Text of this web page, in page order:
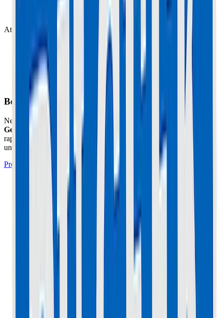
tombent tout seuls.
Attention au remontage :
Ne pincez pas la chambre à air entre les deux demi-jantes !
Gonflez-la un tout petit peu pour qu'elle prenne sa forme.
Mettez du FREIN FILET sur les vis de jante. Si elles se
desserrent en roulant, la roue s'ouvre !
Respectez le sens de rotation du pneu (flèche sur le flanc).
Besoin d'un expert à Cannes ou Le Cannet ?
Ne prenez pas de risques avec votre matériel. L'atelier
Maison du
Geek
situé à Cannes (06) prend en charge cette réparation
rapidement avec un diagnostic professionnel, des pièces certifiées et
une garantie de 1 an.
Prendre Rendez-vous à l'Atelier